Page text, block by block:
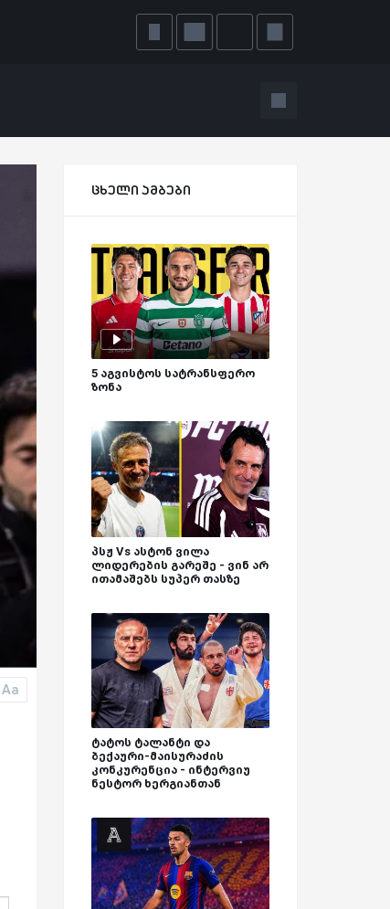
Aa
ცხელი ამბები
5 აგვისტოს სატრანსფერო
ზონა
პსჟ Vs ასტონ ვილა
ლიდერების გარეშე - ვინ არ
ითამაშებს სუპერ თასზე
ტატოს ტალანტი და
ბექაური-მაისურაძის
კონკურენცია - ინტერვიუ
ნესტორ ხერგიანთან